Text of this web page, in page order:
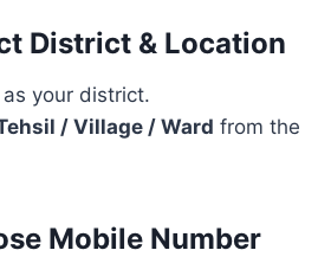
District & Location
as your district.
/ Village / Ward from the
Mobile Number